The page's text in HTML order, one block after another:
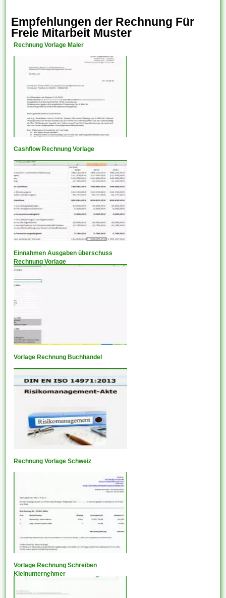
Empfehlungen der Rechnung Für
Freie Mitarbeit Muster
Rechnung Vorlage Maler
Cashflow Rechnung Vorlage
Einnahmen Ausgaben überschuss
Rechnung Vorlage
Vorlage Rechnung Buchhandel
Rechnung Vorlage Schweiz
Vorlage Rechnung Schreiben
Kleinunternehmer